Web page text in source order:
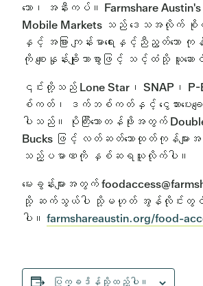
သော၊ အနီးကပ်။ Farmshare Austin's
Mobile Markets သည် ဒေသအလိုက် စိုက်
နှင့် အခြား ကျန်းမာရေးနှင့်ညီညွတ်သော ကုန်
ကို စျေးနှုန်းချိုသာစွာဖြင့် သင့်ထံသို့ ယူဆေ
၎င်းတို့သည် Lone Star၊ SNAP၊
စ်ကတ်၊ ဒက်ဘစ်ကတ်နှင့် ငွေသားပေးချ
ပါသည်။ ပိုကြီးသောတန်ဖိုးအတွက်
Bucks ဖြင့် လတ်ဆတ်သောထုတ်ကုန်မျာ
သည့်ပမာဏကို နှစ်ဆရယူလိုက်ပါ။
မေးခွန်းများအတွက်
သို့ ဆက်သွယ်ပါ သို့မဟုတ် အွန်လိုင်းတွင်
ပါ။ farmshareaustin.org/food-
ပြက္ခဒိန်သို့ထည့်ပါ။